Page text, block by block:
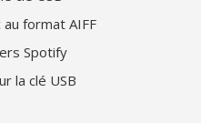
format AIFF
Spotify
la clé USB